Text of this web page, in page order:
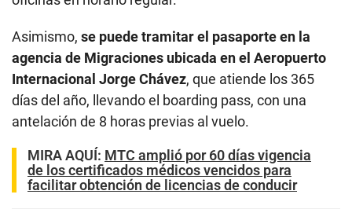
Asimismo, se puede tramitar el pasaporte en la
agencia de Migraciones ubicada en el Aeropuerto
Internacional Jorge Chávez, que atiende los 365
días del año, llevando el boarding pass, con una
antelación de 8 horas previas al vuelo.
MIRA AQUÍ: MTC amplió por 60 días vigencia
de los certificados médicos vencidos para
facilitar obtención de licencias de conducir